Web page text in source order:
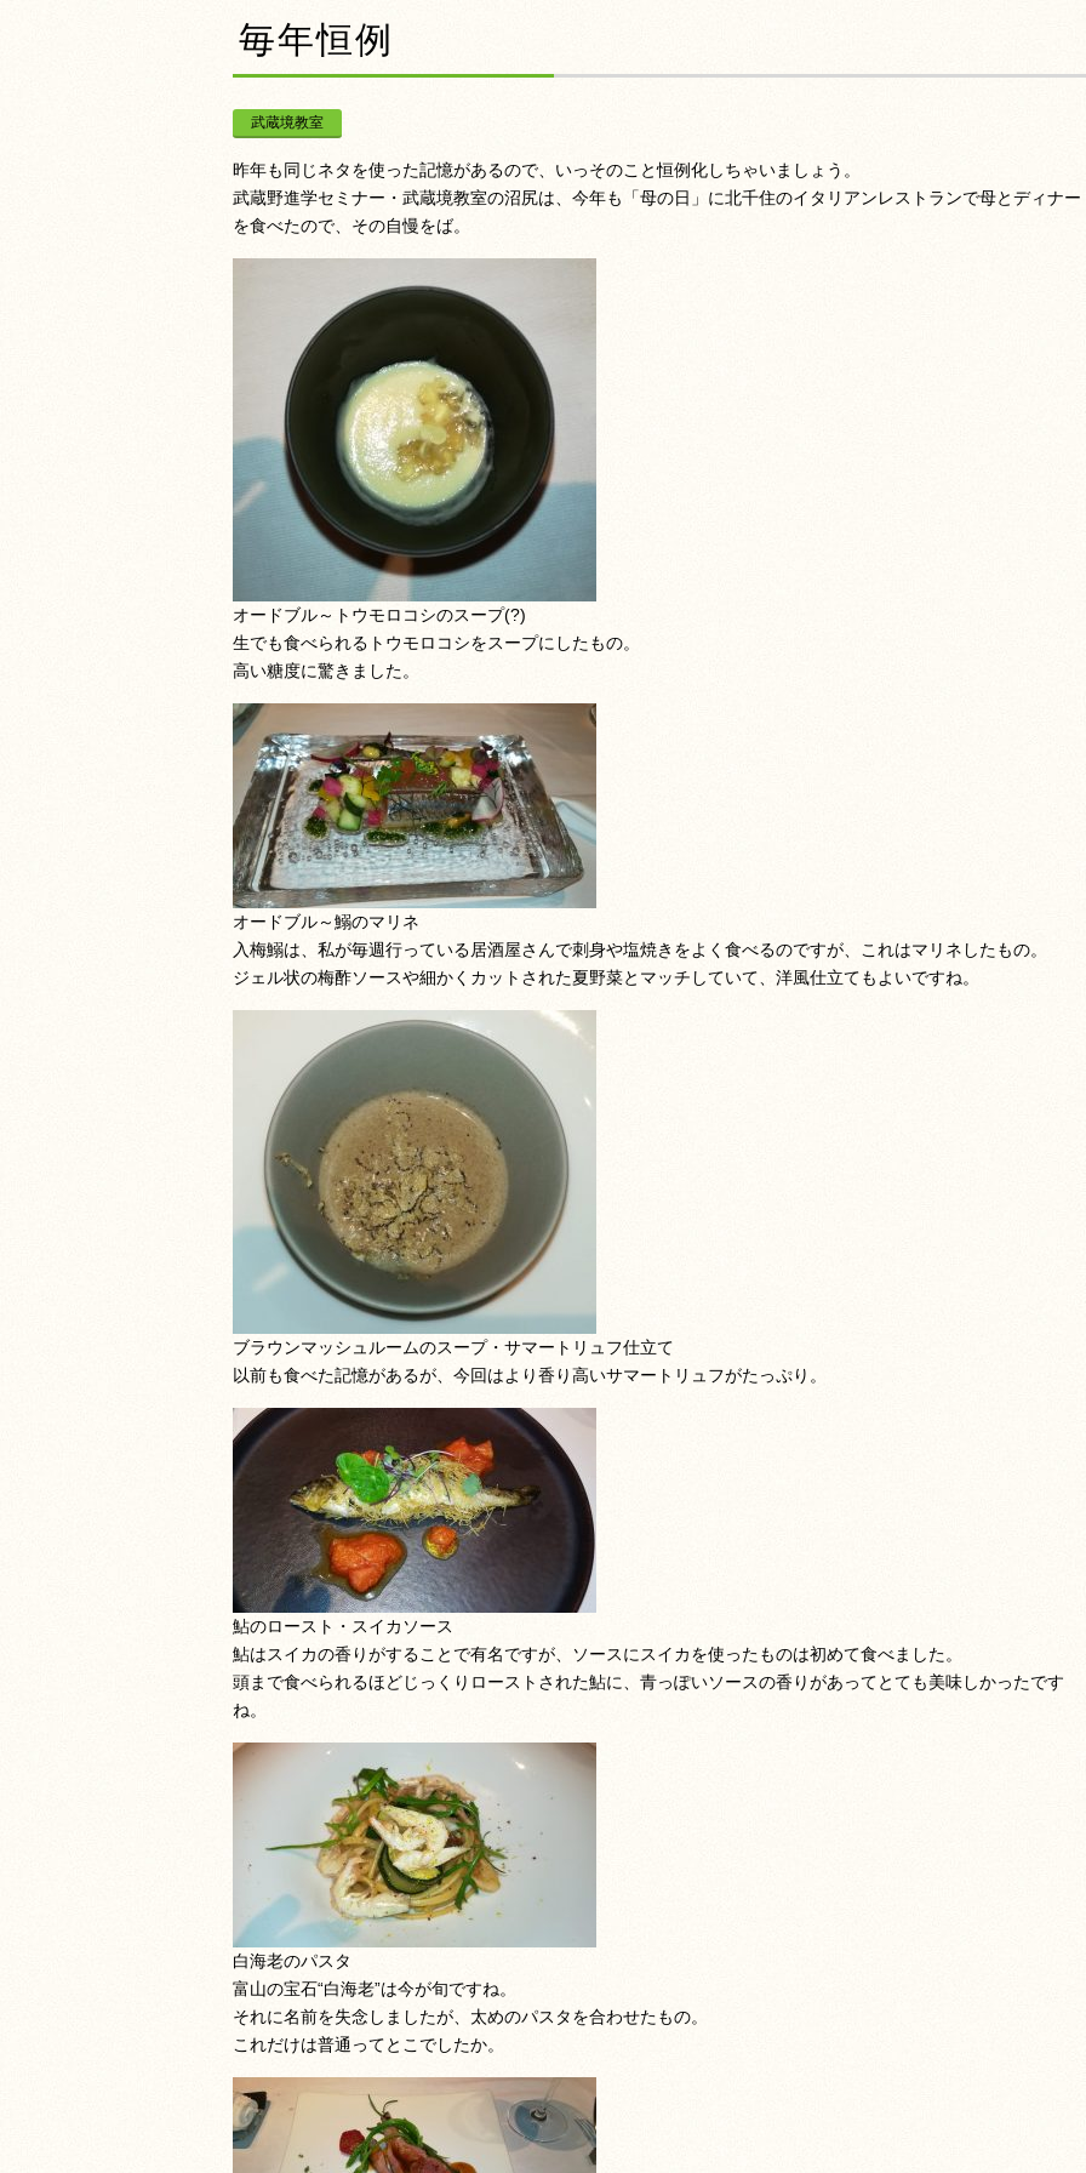
毎年恒例
武蔵境教室
昨年も同じネタを使った記憶があるので、いっそのこと恒例化しちゃいましょう。
武蔵野進学セミナー・武蔵境教室の沼尻は、今年も「母の日」に北千住のイタリアンレストランで母とディナー
を食べたので、その自慢をば。
オードブル～トウモロコシのスープ(?)
生でも食べられるトウモロコシをスープにしたもの。
高い糖度に驚きました。
オードブル～鰯のマリネ
入梅鰯は、私が毎週行っている居酒屋さんで刺身や塩焼きをよく食べるのですが、これはマリネしたもの。
ジェル状の梅酢ソースや細かくカットされた夏野菜とマッチしていて、洋風仕立てもよいですね。
ブラウンマッシュルームのスープ・サマートリュフ仕立て
以前も食べた記憶があるが、今回はより香り高いサマートリュフがたっぷり。
鮎のロースト・スイカソース
鮎はスイカの香りがすることで有名ですが、ソースにスイカを使ったものは初めて食べました。
頭まで食べられるほどじっくりローストされた鮎に、青っぽいソースの香りがあってとても美味しかったです
ね。
白海老のパスタ
富山の宝石“白海老”は今が旬ですね。
それに名前を失念しましたが、太めのパスタを合わせたもの。
これだけは普通ってとこでしたか。